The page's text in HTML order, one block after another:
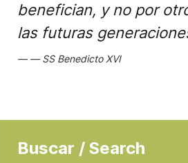
benefician, y no por
las futuras
SS Benedicto XVI
Buscar / Search